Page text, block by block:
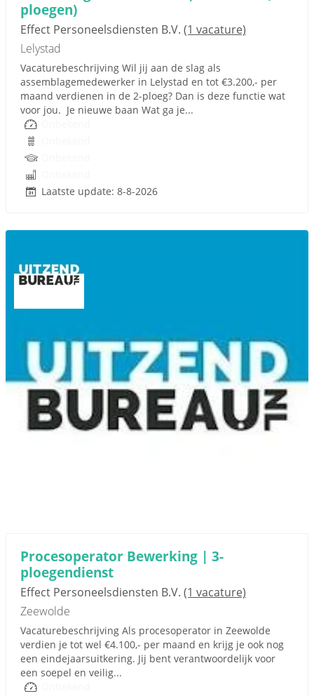
ploegen)
Effect Personeelsdiensten B.V. (1 vacature)
Lelystad
Vacaturebeschrijving Wil jij aan de slag als
assemblagemedewerker in Lelystad en tot €3.200,- per
maand verdienen in de 2-ploeg? Dan is deze functie wat
voor jou. Je nieuwe baan Wat ga je...
Laatste update: 8-8-2026
Procesoperator Bewerking | 3-
ploegendienst
Effect Personeelsdiensten B.V. (1 vacature)
Zeewolde
Vacaturebeschrijving Als procesoperator in Zeewolde
verdien je tot wel €4.100,- per maand en krijg je ook nog
een eindejaarsuitkering. Jij bent verantwoordelijk voor
een soepel en veilig...